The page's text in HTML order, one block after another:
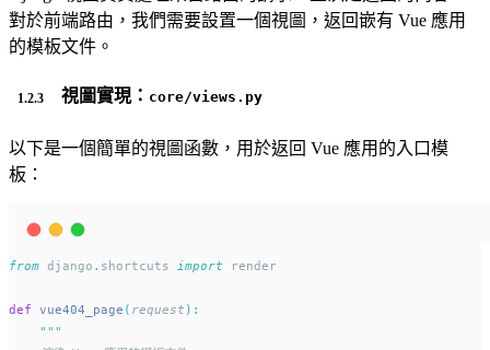
對於前端路由，我們需要設置一個視圖，返回嵌有 Vue 應用
的模板文件。
視圖實現： core/views.py
以下是一個簡單的視圖函數，用於返回 Vue 應用的入口模
板：
from django . shortcuts import render
def vue404_page ( request ):
"""